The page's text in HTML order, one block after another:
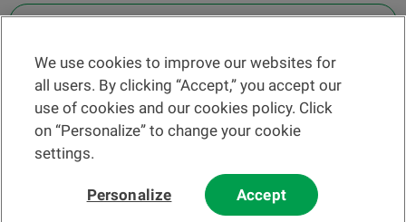
Find a branch
Help and contact
News
We use cookies to improve our websites for
all users. By clicking “Accept,” you accept our
use of cookies and our cookies policy. Click
on “Personalize” to change your cookie
settings.
Personalize Accept